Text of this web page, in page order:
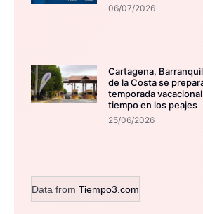
06/07/2026
Cartagena,
de la Costa se
temporada
tiempo en los peajes
25/06/2026
Data from Tiempo3.com